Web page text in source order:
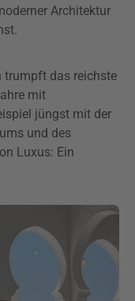
Architektur
trumpft das reichste
mit
jüngst mit der
und des
Luxus: Ein